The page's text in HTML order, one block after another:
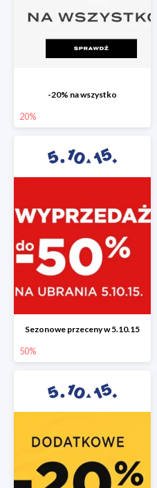
-20% na wszystko
20%
Sezonowe przeceny w 5.10.15
50%